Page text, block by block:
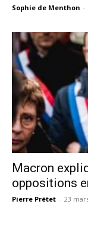
Sophie de Menthon -
Macron
oppositions
Pierre Prétet - 23